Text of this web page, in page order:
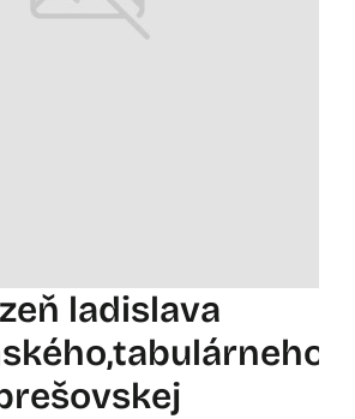
ladislava